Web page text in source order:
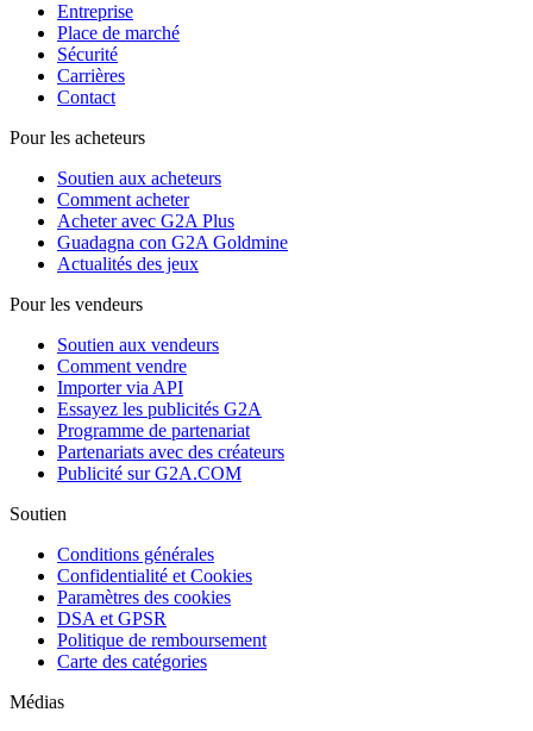
Entreprise
Place de marché
Sécurité
Carrières
Contact
Pour les acheteurs
Soutien aux acheteurs
Comment acheter
Acheter avec G2A Plus
Guadagna con G2A Goldmine
Actualités des jeux
Pour les vendeurs
Soutien aux vendeurs
Comment vendre
Importer via API
Essayez les publicités G2A
Programme de partenariat
Partenariats avec des créateurs
Publicité sur G2A.COM
Soutien
Conditions générales
Confidentialité et Cookies
Paramètres des cookies
DSA et GPSR
Politique de remboursement
Carte des catégories
Médias